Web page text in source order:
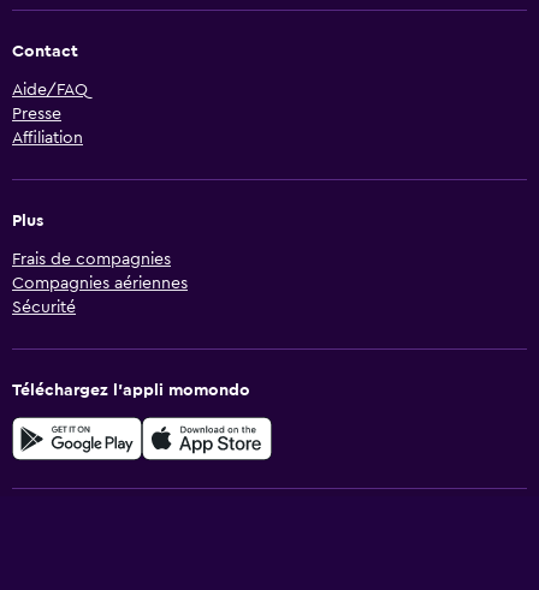
Contact
Aide/FAQ
Presse
Affiliation
Plus
Frais de compagnies
Compagnies aériennes
Sécurité
Téléchargez l’appli momondo